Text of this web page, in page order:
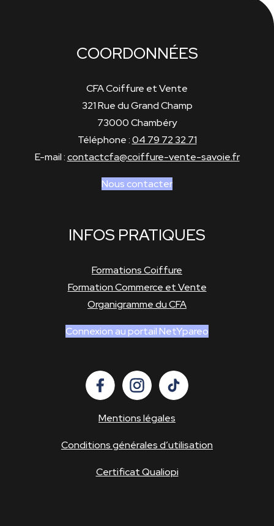
COORDONNÉES
CFA Coiffure et Vente
321 Rue du Grand Champ
73000 Chambéry
Téléphone :04 79 72 32 71
E-mail :contactcfa@coiffure-vente-savoie.fr
Nous contacter
INFOS PRATIQUES
Formations Coiffure
Formation Commerce et Vente
Organigramme du CFA
Connexion au portail NetYpareo
Mentions légales
Conditions générales d’utilisation
Certificat Qualiopi